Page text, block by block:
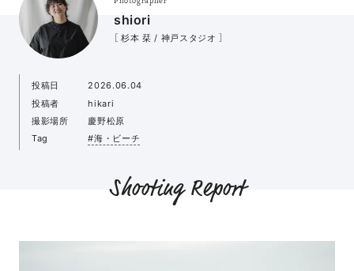
shiori
［ 杉本 栞 / 神戸スタジオ ］
投稿日
2026.06.04
投稿者
hikari
撮影場所
慶野松原
Tag
#海・ビーチ
Shooting Report